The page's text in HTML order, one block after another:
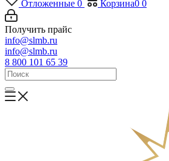
Отложенные 0 Корзина0 0
Получить прайс
info@slmb.ru
info@slmb.ru
8 800 101 65 39